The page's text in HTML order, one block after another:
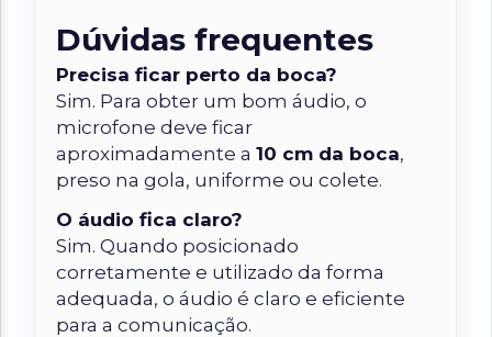
Dúvidas frequentes
Precisa ficar perto da boca?
Sim. Para obter um bom áudio, o
microfone deve ficar
aproximadamente a 10 cm da boca,
preso na gola, uniforme ou colete.
O áudio fica claro?
Sim. Quando posicionado
corretamente e utilizado da forma
adequada, o áudio é claro e eficiente
para a comunicação.